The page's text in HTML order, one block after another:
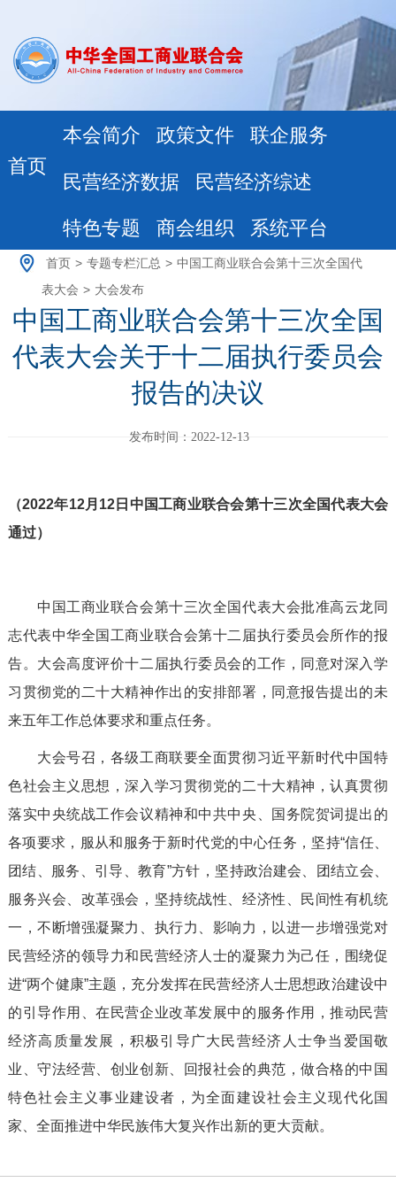
首页
本会简介 政策文件 联企服务
民营经济数据 民营经济综述
特色专题 商会组织 系统平台
首页 > 专题专栏汇总 > 中国工商业联合会第十三次全国代
表大会 > 大会发布
中国工商业联合会第十三次全国
代表大会关于十二届执行委员会
报告的决议
发布时间：2022-12-13
（2022年12月12日中国工商业联合会第十三次全国代表大会
通过）
中国工商业联合会第十三次全国代表大会批准高云龙同
志代表中华全国工商业联合会第十二届执行委员会所作的报
告。大会高度评价十二届执行委员会的工作，同意对深入学
习贯彻党的二十大精神作出的安排部署，同意报告提出的未
来五年工作总体要求和重点任务。
大会号召，各级工商联要全面贯彻习近平新时代中国特
色社会主义思想，深入学习贯彻党的二十大精神，认真贯彻
落实中央统战工作会议精神和中共中央、国务院贺词提出的
各项要求，服从和服务于新时代党的中心任务，坚持“信任、
团结、服务、引导、教育”方针，坚持政治建会、团结立会、
服务兴会、改革强会，坚持统战性、经济性、民间性有机统
一，不断增强凝聚力、执行力、影响力，以进一步增强党对
民营经济的领导力和民营经济人士的凝聚力为己任，围绕促
进“两个健康”主题，充分发挥在民营经济人士思想政治建设中
的引导作用、在民营企业改革发展中的服务作用，推动民营
经济高质量发展，积极引导广大民营经济人士争当爱国敬
业、守法经营、创业创新、回报社会的典范，做合格的中国
特色社会主义事业建设者，为全面建设社会主义现代化国
家、全面推进中华民族伟大复兴作出新的更大贡献。